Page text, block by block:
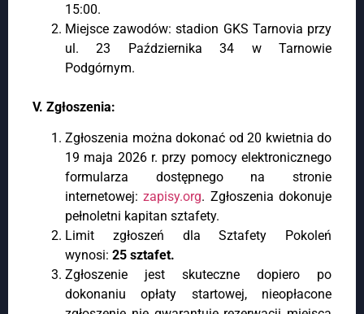
15:00.
Miejsce zawodów: stadion GKS Tarnovia przy
ul. 23 Października 34 w Tarnowie
Podgórnym.
V. Zgłoszenia:
Zgłoszenia można dokonać od 20 kwietnia do
19 maja 2026 r. przy pomocy elektronicznego
formularza dostępnego na stronie
internetowej:zapisy.org. Zgłoszenia dokonuje
pełnoletni kapitan sztafety.
Limit zgłoszeń dla Sztafety Pokoleń
wynosi: 25 sztafet.
Zgłoszenie jest skuteczne dopiero po
dokonaniu opłaty startowej, nieopłacone